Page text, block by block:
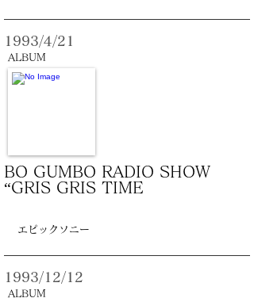
BO GUMBO RADIO SHOW
“GRIS GRIS TIME
1993/4/21
ALBUM
エピックソニー
1993/12/12
ALBUM